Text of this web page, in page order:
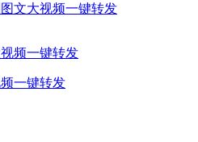
文大视频一键转发
一键转发